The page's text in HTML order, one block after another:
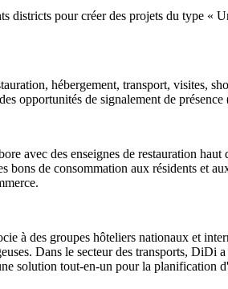
districts pour créer des projets du type «
hébergement, transport, visites,
opportunités de signalement de
avec des enseignes de restauration
bons de consommation aux résidents et
à des groupes hôteliers nationaux et
Dans le secteur des transports,
solution tout-en-un pour la planification